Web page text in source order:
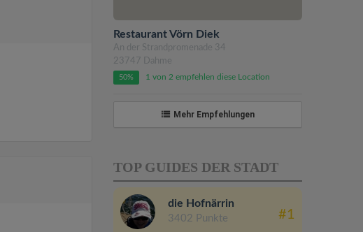
Restaurant Vörn Diek
An der Strandpromenade 34
23747 Dahme
50% 1 von 2 empfehlen diese Location
Mehr Empfehlungen
TOP GUIDES DER STADT
die Hofnärrin
3402 Punkte #1